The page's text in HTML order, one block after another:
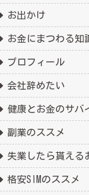
お出かけ
お金にまつわる知
プロフィール
会社辞めたい
健康とお金のサバ
副業のススメ
失業したら貰える
格安SIMのススメ